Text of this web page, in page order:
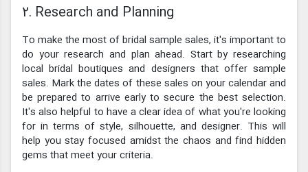
2. Research and Planning
To make the most of bridal sample sales, it's important to
do your research and plan ahead. Start by researching
local bridal boutiques and designers that offer sample
sales. Mark the dates of these sales on your calendar and
be prepared to arrive early to secure the best selection.
It's also helpful to have a clear idea of what you're looking
for in terms of style, silhouette, and designer. This will
help you stay focused amidst the chaos and find hidden
gems that meet your criteria.